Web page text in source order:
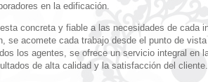
en la edificación.
concreta y fiable a las necesidades de cada
se acomete cada trabajo desde el punto de
los agentes, se ofrece un servicio integral en
de alta calidad y la satisfacción del cliente.